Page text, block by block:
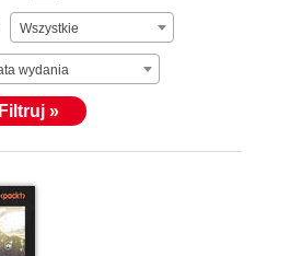
Wszystkie
wydania
Filtruj »